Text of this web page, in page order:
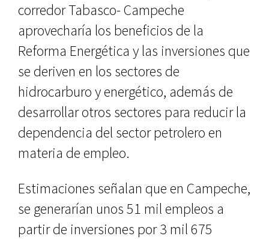
corredor Tabasco- Campeche
aprovecharía los beneficios de la
Reforma Energética y las inversiones que
se deriven en los sectores de
hidrocarburo y energético, además de
desarrollar otros sectores para reducir la
dependencia del sector petrolero en
materia de empleo.
Estimaciones señalan que en Campeche,
se generarían unos 51 mil empleos a
partir de inversiones por 3 mil 675